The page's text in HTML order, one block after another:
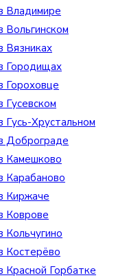
Владимире
Вольгинском
Вязниках
Городищах
Гороховце
Гусевском
Гусь-Хрустальном
Доброграде
Камешково
Карабаново
Киржаче
Коврове
Кольчугино
Костерёво
Красной Горбатке